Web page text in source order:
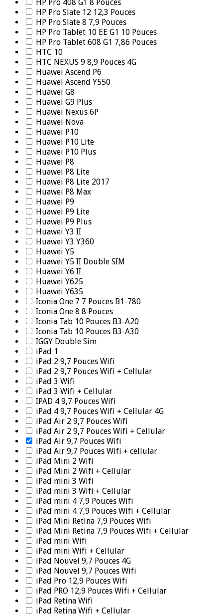
HP Pro 408 G1 8 Pouces
HP Pro Slate 12 12,3 Pouces
HP Pro Slate 8 7,9 Pouces
HP Pro Tablet 10 EE G1 10 Pouces
HP Pro Tablet 608 G1 7,86 Pouces
HTC 10
HTC NEXUS 9 8,9 Pouces 4G
Huawei Ascend P6
Huawei Ascend Y550
Huawei G8
Huawei G9 Plus
Huawei Nexus 6P
Huawei Nova
Huawei P10
Huawei P10 Lite
Huawei P10 Plus
Huawei P8
Huawei P8 Lite
Huawei P8 Lite 2017
Huawei P8 Max
Huawei P9
Huawei P9 Lite
Huawei P9 Plus
Huawei Y3 II
Huawei Y3 Y360
Huawei Y5
Huawei Y5 II Double SIM
Huawei Y6 II
Huawei Y625
Huawei Y635
Iconia One 7 7 Pouces B1-780
Iconia One 8 8 Pouces
Iconia Tab 10 Pouces B3-A20
Iconia Tab 10 Pouces B3-A30
IGGY Double Sim
iPad 1
iPad 2 9,7 Pouces Wifi
iPad 2 9,7 Pouces Wifi + Cellular
iPad 3 Wifi
iPad 3 Wifi + Cellular
IPAD 4 9,7 Pouces Wifi
iPad 4 9,7 Pouces Wifi + Cellular 4G
iPad Air 2 9,7 Pouces Wifi
iPad Air 2 9,7 Pouces Wifi + Cellular
iPad Air 9,7 Pouces Wifi
iPad Air 9,7 Pouces Wifi + cellular
iPad Mini 2 Wifi
iPad Mini 2 Wifi + Cellular
iPad mini 3 Wifi
iPad mini 3 Wifi + Cellular
iPad mini 4 7,9 Pouces Wifi
iPad mini 4 7,9 Pouces Wifi + Cellular
iPad Mini Retina 7,9 Pouces Wifi
iPad Mini Retina 7,9 Pouces Wifi + Cellular
iPad mini Wifi
iPad mini Wifi + Cellular
iPad Nouvel 9,7 Pouces 4G
iPad Nouvel 9,7 Pouces Wifi
iPad Pro 12,9 Pouces Wifi
iPad PRO 12,9 Pouces Wifi + Cellular
iPad Retina Wifi
iPad Retina Wifi + Cellular